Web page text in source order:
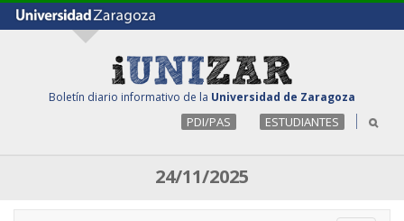
Boletín diario informativo de la Universidad de Zaragoza
PDI/PAS ESTUDIANTES
24/11/2025